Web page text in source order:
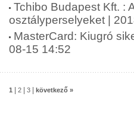
Tchibo Budapest Kft. :
osztályperselyeket |
MasterCard: Kiugró
08-15 14:52
1 2 3 következő »